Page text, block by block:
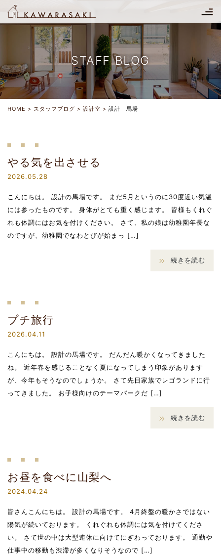
STAFF BLOG
HOME スタッフブログ 設計室 設計 馬場
やる気を出させる
2026.05.28
こんにちは。 設計の馬場です。 まだ5月というのに30度近い気温
には参ったものです。 身体がとても重く感じます。 皆様もくれぐ
れも体調にはお気を付けください。 さて、私の娘は幼稚園年長な
のですが、幼稚園でなわとびが始まっ […]
続きを読む
プチ旅行
2026.04.11
こんにちは。 設計の馬場です。 だんだん暖かくなってきました
ね。 近年春を感じることなく夏になってしまう印象があります
が、今年もそうなのでしょうか。 さて先日家族でレゴランドに行
ってきました。 お子様向けのテーマパークだ […]
続きを読む
お昼を食べに山梨へ
2024.04.24
皆さんこんにちは。 設計の馬場です。 4月終盤の暖かさではない
陽気が続いております。 くれぐれも体調には気を付けてくださ
い。 さて世の中は大型連休に向けてにぎわっております。 通勤や
仕事中の移動も渋滞が多くなりそうなので […]